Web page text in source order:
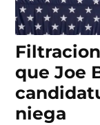
que Joe
niega